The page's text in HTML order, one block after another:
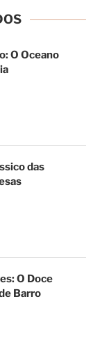
O Oceano
das
O Doce
Barro